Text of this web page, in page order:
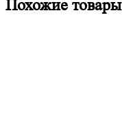
Похожие товары